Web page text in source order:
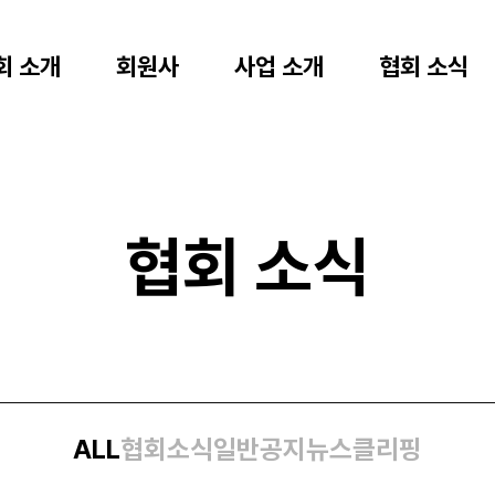
소개 회원사 사업 소개 협회 소식
협회 소식
ALL협회소식일반공지 뉴스클리핑